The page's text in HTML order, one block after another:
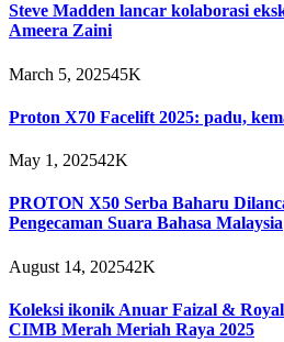
Steve Madden lancar kolaborasi
Ameera Zaini
March 5, 202545K
Proton X70 Facelift 2025: padu,
May 1, 202542K
PROTON X50 Serba Baharu
Pengecaman Suara Bahasa Malaysia
August 14, 202542K
Koleksi ikonik Anuar Faizal &
CIMB Merah Meriah Raya 2025